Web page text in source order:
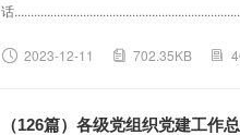
话
2023-12-11
702.35KB
（126篇）各级党组织党建工作